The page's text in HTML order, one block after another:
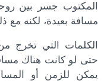
المكتوب جسر بين
مسافة بعيدة، لكنه
الكلمات التي تخرج
حتى لو كانت هناك
يمكن للزمن أو